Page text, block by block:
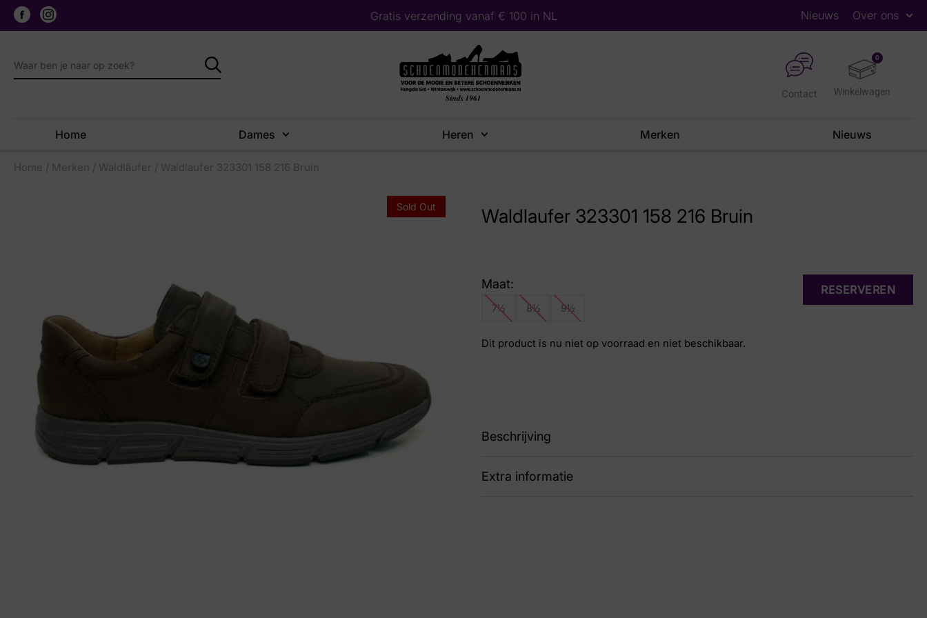
Gratis verzending vanaf € 100 in NL Nieuws Over ons
0
Contact
Home Dames Heren Merken Nieuws
Home / Merken / Waldläufer / Waldlaufer 323301 158 216 Bruin
Sold Out Waldlaufer 323301 158 216 Bruin
RESERVEREN
Maat:
7½ 8½ 9½
Dit product is nu niet op voorraad en niet beschikbaar.
Beschrijving
88 323301 158 216 Haslo
Extra informatie